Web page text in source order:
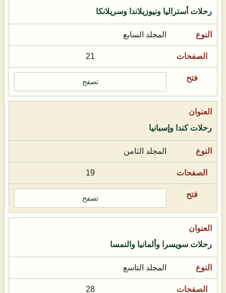
رحلات أستراليا ونيوزيلاندا وسريلانكا
المجلد السابع
21
تصفح
رحلات كندا وإسبانيا
المجلد الثامن
19
تصفح
رحلات سويسرا وألمانيا والنمسا
المجلد التاسع
28